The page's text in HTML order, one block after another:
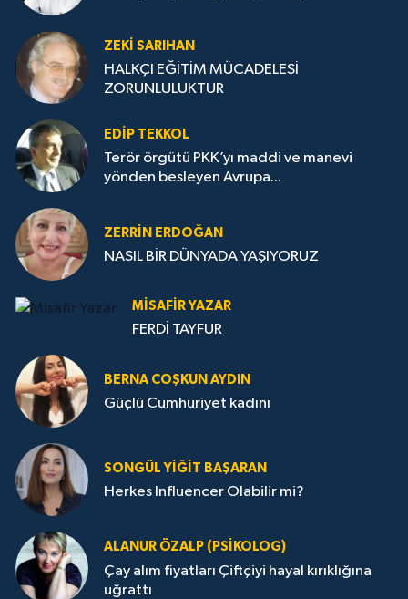
ZEKI SARIHAN
HALKÇI EĞİTİM MÜCADELESİ
ZORUNLULUKTUR
EDIP TEKKOL
Terör örgütü PKK’yı maddi ve manevi
yönden besleyen Avrupa...
ZERRIN ERDOĞAN
NASIL BİR DÜNYADA YAŞIYORUZ
MISAFIR YAZAR
FERDİ TAYFUR
BERNA COŞKUN AYDIN
Güçlü Cumhuriyet kadını
SONGÜL YIĞIT BAŞARAN
Herkes Influencer Olabilir mi?
ALANUR ÖZALP (PSIKOLOG)
Çay alım fiyatları Çiftçiyi hayal kırıklığına
uğrattı